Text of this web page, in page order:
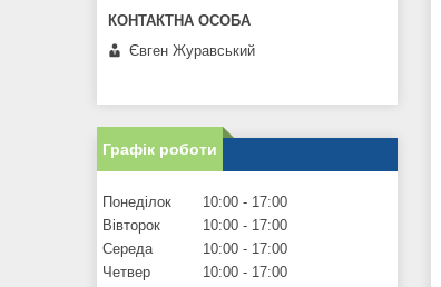
Євген Журавський
Графік роботи
Понеділок 10:00
17:00
Вівторок
10:00
17:00
Середа
10:00
17:00
Четвер
10:00
17:00